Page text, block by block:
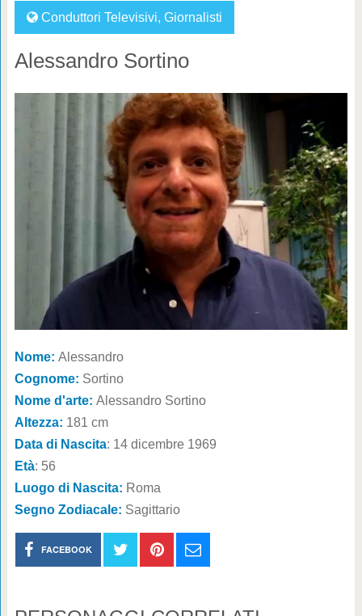
Conduttori Televisivi, Giornalisti
Alessandro Sortino
Nome: Alessandro
Cognome: Sortino
Nome d'arte: Alessandro Sortino
Altezza: 181 cm
Data di Nascita: 14 dicembre 1969
Età: 56
Luogo di Nascita: Roma
Segno Zodiacale: Sagittario
FACEBOOK